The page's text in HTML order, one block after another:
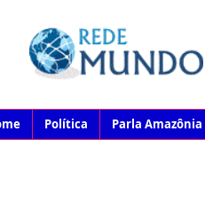
Política Parla Amazônia